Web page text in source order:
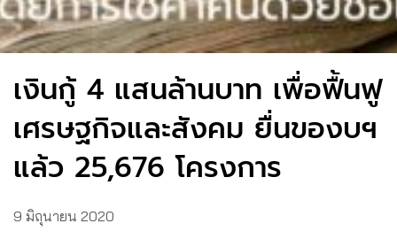
เงินกู้ 4 แสนล้านบาท เพื่อฟื้นฟู
เศรษฐกิจและสังคม ยื่นของบฯ
แล้ว 25,676 โครงการ
9 มิถุนายน 2020